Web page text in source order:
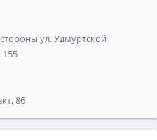
ул. Удмуртской
86